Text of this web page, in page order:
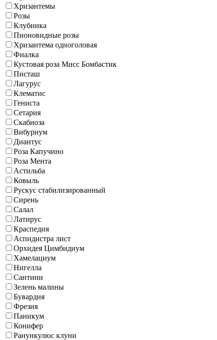
Хризантемы
Розы
Клубника
Пионовидные розы
Хризантема одноголовая
Фиалка
Кустовая роза Мисс Бомбастик
Писташ
Лагурус
Клематис
Гениста
Сетария
Скабиоза
Вибурнум
Диантус
Роза Капучино
Роза Мента
Астильба
Ковыль
Рускус стабилизированный
Сирень
Салал
Латирус
Краспедия
Аспидистра лист
Орхидея Цимбидиум
Хамелациум
Нигелла
Сантини
Зелень малины
Бувардия
Фрезия
Паникум
Конифер
Ранункулюс клуни